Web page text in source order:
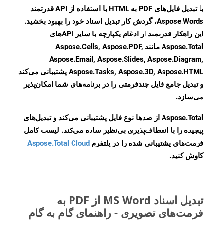
با تبدیل فایل‌های PDF به HTML با استفاده از API قدرتمند
Aspose.Words، گردش کار تبدیل اسناد خود را بهبود بخشید.
این راهکار قدرتمند از ادغام یکپارچه با سایر APIهای
Aspose.Total مانند Aspose.Cells, Aspose.PDF,
Aspose.Email, Aspose.Slides, Aspose.Diagram,
Aspose.Tasks, Aspose.3D, Aspose.HTML پشتیبانی می‌کند
و تبدیل جامع فایل چندفرمتی را در برنامه‌های شما امکان‌پذیر
می‌سازد.
Aspose.Total از صدها نوع فایل پشتیبانی می‌کند و تبدیل‌های
پیچیده را با انعطاف‌پذیری بی‌نظیر ساده می‌کند. لیست کامل
فرمت‌های پشتیبانی شده را در پلتفرم Aspose.Total Cloud
کاوش کنید.
تبدیل اسناد MS Word از PDF به
فرمت‌های تصویری - راهنمای گام به گام